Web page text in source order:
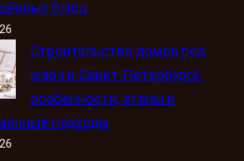
блюд
Строительство домов под
ключ в Санкт-Петербурге:
особенности, этапы и
подходы